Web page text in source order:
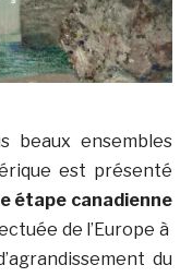
beaux ensembles
est présenté
étape canadienne
de l’Europe à
du